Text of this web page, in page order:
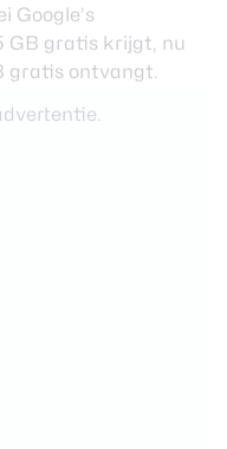
Google’s
GB gratis krijgt, nu
gratis ontvangt.